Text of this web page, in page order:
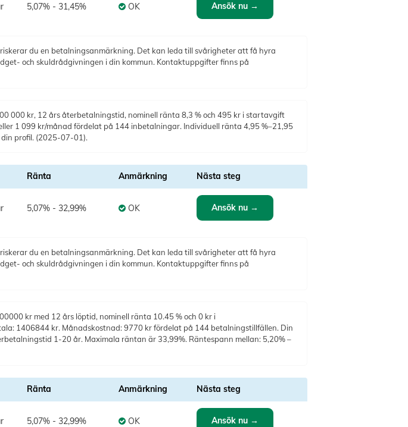
5,07% - 31,45% OK Ansök nu →
du en betalningsanmärkning. Det kan leda till svårigheter att få hyra
och skuldrådgivningen i din kommun. Kontaktuppgifter finns på
000 kr, 12 års återbetalningstid, nominell ränta 8,3 % och 495 kr i startavgift
1 099 kr/månad fördelat på 144 inbetalningar. Individuell ränta 4,95 %–21,95
profil. (2025-07-01).
Ränta Anmärkning Nästa steg
5,07% - 32,99% OK Ansök nu →
du en betalningsanmärkning. Det kan leda till svårigheter att få hyra
och skuldrådgivningen i din kommun. Kontaktuppgifter finns på
kr med 12 års löptid, nominell ränta 10.45 % och 0 kr i
1406844 kr. Månadskostnad: 9770 kr fördelat på 144 betalningstillfällen. Din
1-20 år. Maximala räntan är 33,99%. Räntespann mellan: 5,20% –
Ränta Anmärkning Nästa steg
5,07% - 32,99% OK Ansök nu →